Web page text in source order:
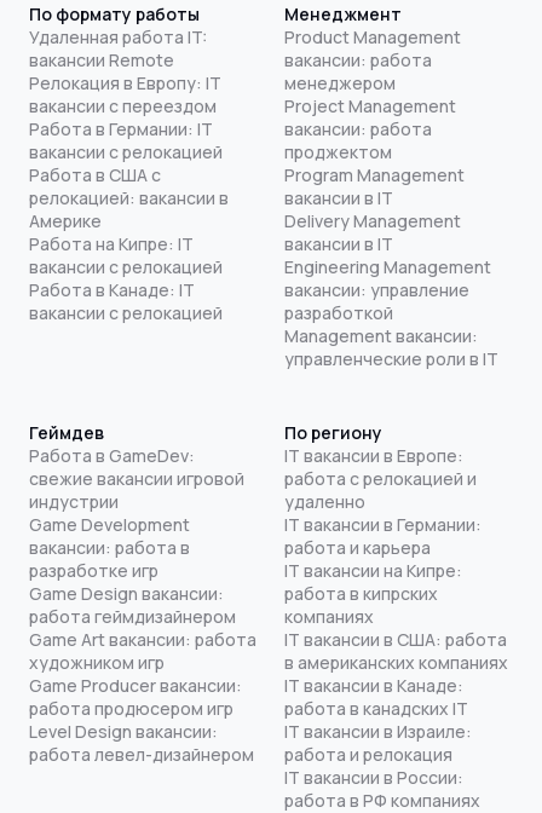
По формату работы
Удаленная работа IT:
вакансии Remote
Релокация в Европу: IT
вакансии с переездом
Работа в Германии: IT
вакансии с релокацией
Работа в США с
релокацией: вакансии в
Америке
Работа на Кипре: IT
вакансии с релокацией
Работа в Канаде: IT
вакансии с релокацией
Менеджмент
Product Management
вакансии: работа
менеджером
Project Management
вакансии: работа
проджектом
Program Management
вакансии в IT
Delivery Management
вакансии в IT
Engineering Management
вакансии: управление
разработкой
Management вакансии:
управленческие роли в IT
Геймдев
Работа в GameDev:
свежие вакансии игровой
индустрии
Game Development
вакансии: работа в
разработке игр
Game Design вакансии:
работа геймдизайнером
Game Art вакансии: работа
художником игр
Game Producer вакансии:
работа продюсером игр
Level Design вакансии:
работа левел-дизайнером
По региону
IT вакансии в Европе:
работа с релокацией и
удаленно
IT вакансии в Германии:
работа и карьера
IT вакансии на Кипре:
работа в кипрских
компаниях
IT вакансии в США: работа
в американских компаниях
IT вакансии в Канаде:
работа в канадских IT
IT вакансии в Израиле:
работа и релокация
IT вакансии в России:
работа в РФ компаниях